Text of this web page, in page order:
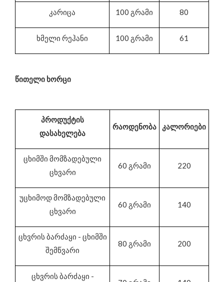
კარიცა 100 გრამი 80
ხმელი რეჰანი 100 გრამი 61
წითელი ხორცი
პროდუქტის
დასახელება
რაოდენობა კალორიები
ცხიმში მომზადებული
ცხვარი
60 გრამი 220
უცხიმოდ მომზადებული
ცხვარი
60 გრამი 140
ცხვრის ბარძაყი - ცხიმში
შემწვარი
80 გრამი 200
ცხვრის ბარძაყი -